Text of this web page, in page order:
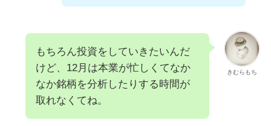
きむらもち
もちろん投資をしていきたいんだ
けど、12月は本業が忙しくてなか
なか銘柄を分析したりする時間が
取れなくてね。